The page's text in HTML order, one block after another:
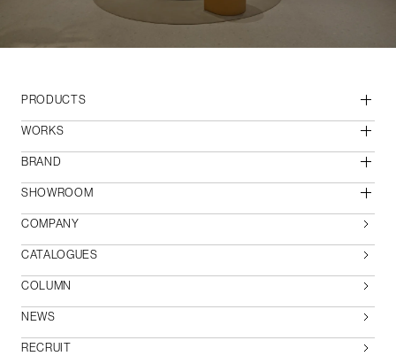
PRODUCTS
WORKS
BRAND
SHOWROOM
COMPANY
CATALOGUES
COLUMN
NEWS
RECRUIT